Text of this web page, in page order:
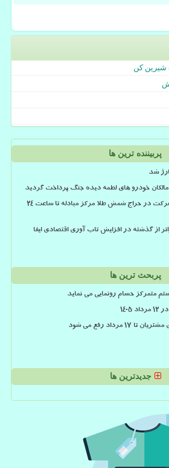
شیرین کن
پربیننده ترین ها
مهلت واریز وجه الضمان برای شرکت در حراج شمش طلا مرکز مبادله تا ساعت ۲۴
از گذشته در افزایش تاب آوری اقتصادی ایفا
پربحث ترین ها
متمرکز حسام رونمایی می نماید
رفع می شود
جدیدترین ها